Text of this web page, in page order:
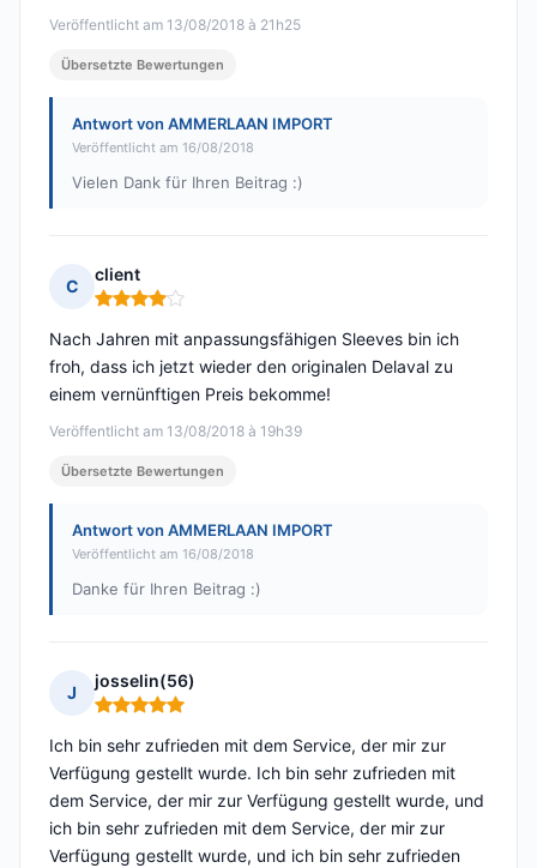
Veröffentlicht am 13/08/2018 à 21h25
Übersetzte Bewertungen
Antwort von AMMERLAAN IMPORT
Veröffentlicht am 16/08/2018
Vielen Dank für Ihren Beitrag :)
C
client
Hinweis: 4 von 5
Veröffentlicht am 13/08/2018 à 19h39
Nach Jahren mit anpassungsfähigen Sleeves bin ich
froh, dass ich jetzt wieder den originalen Delaval zu
einem vernünftigen Preis bekomme!
Übersetzte Bewertungen
Antwort von AMMERLAAN IMPORT
Veröffentlicht am 16/08/2018
Danke für Ihren Beitrag :)
J
josselin(56)
Hinweis: 5 von 5
Ich bin sehr zufrieden mit dem Service, der mir zur
Verfügung gestellt wurde. Ich bin sehr zufrieden mit
dem Service, der mir zur Verfügung gestellt wurde, und
ich bin sehr zufrieden mit dem Service, der mir zur
Verfügung gestellt wurde, und ich bin sehr zufrieden